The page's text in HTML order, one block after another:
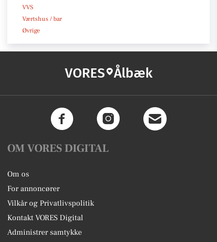
VVS
Værtshus / bar
Øvrige
VORES Ålbæk
OM VORES DIGITAL
Om os
For annoncører
Vilkår og Privatlivspolitik
Kontakt VORES Digital
Administrer samtykke